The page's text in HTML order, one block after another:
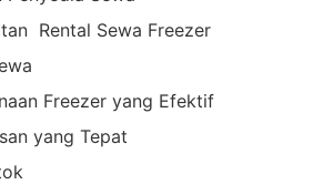
Rental Sewa Freezer
Freezer yang Efektif
yang Tepat